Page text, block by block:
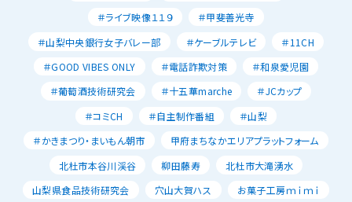
＃ライブ映像１１９
＃甲斐善光寺
＃山梨中央銀行女子バレー部
＃ケーブルテレビ
＃11CH
＃GOOD VIBES ONLY
＃電話詐欺対策
＃和泉愛児園
＃葡萄酒技術研究会
＃十五華marche
＃JCカップ
＃コミCH
＃自主制作番組
＃山梨
＃かきまつり・まいもん朝市
甲府まちなかエリアプラットフォーム
北杜市本谷川渓谷
柳田藤寿
北杜市大滝湧水
山梨県食品技術研究会
穴山大賀ハス
お菓子工房ｍｉｍｉ